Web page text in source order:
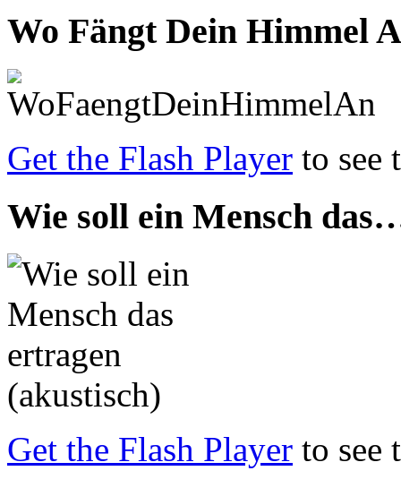
Wo Fängt Dein Himmel
Get the Flash Player to see
Wie soll ein Mensch
Get the Flash Player to see